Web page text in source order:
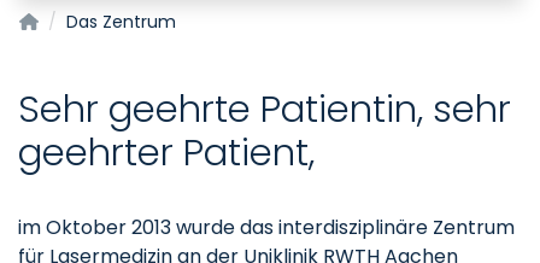
Laserzentrum
Das Zentrum
Sehr geehrte Patientin, sehr
geehrter Patient,
im Oktober 2013 wurde das interdisziplinäre Zentrum
für Lasermedizin an der Uniklinik RWTH Aachen